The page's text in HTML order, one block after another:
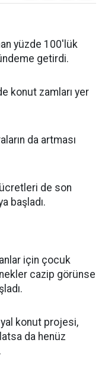
yüzde 100'lük
getirdi.
konut zamları yer
da artması
de son
başladı.
için çocuk
cazip görünse
konut projesi,
da henüz